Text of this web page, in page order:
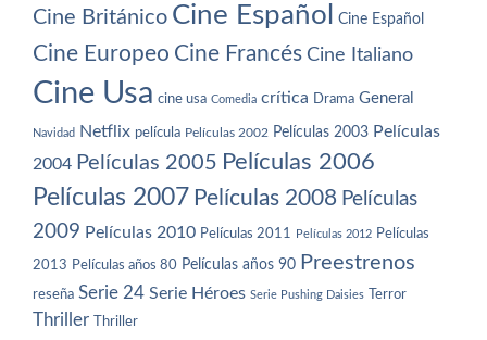
Cine Británico Cine Español Cine Español
Cine Europeo Cine Francés Cine Italiano
Cine Usa cine usa Comedia crítica Drama General
Navidad Netflix película Películas 2002 Películas 2003 Películas
2004 Películas 2005 Películas 2006
Películas 2007 Películas 2008 Películas
2009 Películas 2010 Películas 2011 Películas 2012 Películas
2013 Películas años 80 Películas años 90 Preestrenos
reseña Serie 24 Serie Héroes Serie Pushing Daisies Terror
Thriller Thriller